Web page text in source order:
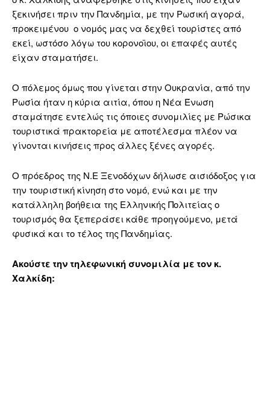
ξεκινήσει πριν την Πανδημία, με την Ρωσική αγορά,
προκειμένου ο νομός μας να δεχθεί τουρίστες από
εκεί, ωστόσο λόγω του κορονοϊου, οι επαφές αυτές
είχαν σταματήσει.
Ο πόλεμος όμως που γίνεται στην Ουκρανία, από την
Ρωσία ήταν η κύρια αιτία, όπου η Νέα Ένωση
σταμάτησε εντελώς τις όποιες συνομιλίες με Ρώσικα
τουριστικά πρακτορεία με αποτέλεσμα πλέον να
γίνονται κινήσεις προς άλλες ξένες αγορές.
Ο πρόεδρος της Ν.Ε Ξενοδόχων δήλωσε αισιόδοξος για
την τουριστική κίνηση στο νομό, ενώ και με την
κατάλληλη βοήθεια της Ελληνικής Πολιτείας ο
τουρισμός θα ξεπεράσει κάθε προηγούμενο, μετά
φυσικά και το τέλος της Πανδημίας.
Ακούστε την τηλεφωνική συνομιλία με τον κ.
Χαλκίδη: